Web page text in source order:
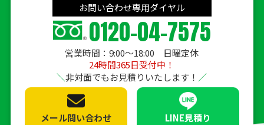
お問い合わせ専用ダイヤル
0120-04-7575
営業時間：9:00〜18:00 日曜定休
24時間365日受付中！
非対面でもお見積りいたします！
メール問い合わせ LINE見積り